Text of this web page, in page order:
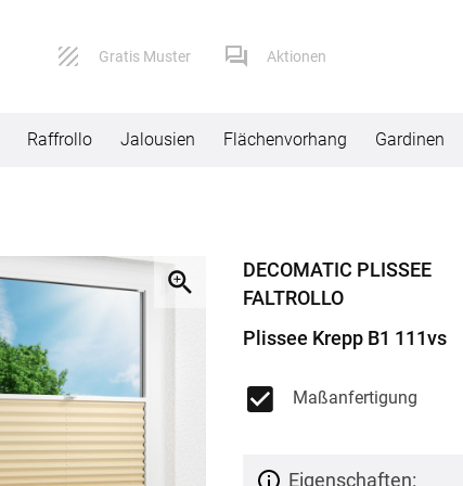
Gratis Muster Aktionen
Kontaktformular
AGB
Datenschutz
FAQ
Widerruf
Raffrollo Jalousien Flächenvorhang Gardinen
DECOMATIC PLISSEE
FALTROLLO
Plissee Krepp B1 111vs
Maßanfertigung
Eigenschaften: